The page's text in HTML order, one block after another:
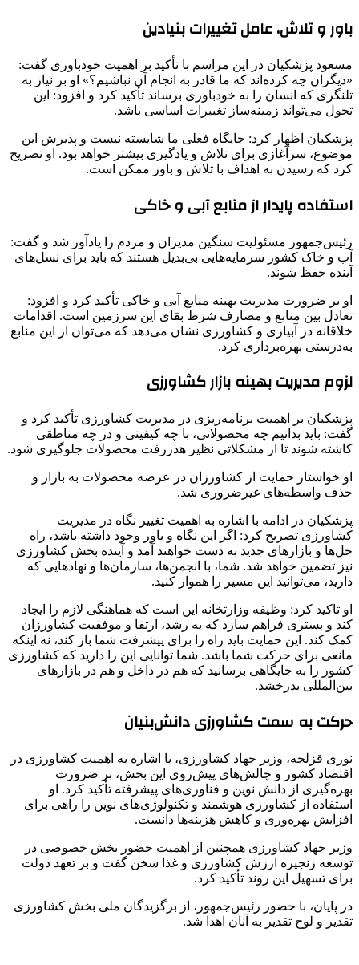
باور و تلاش، عامل تغییرات بنیادین
مسعود پزشکیان در این مراسم با تأکید بر اهمیت خودباوری گفت:
«دیگران چه کرده‌اند که ما قادر به انجام آن نباشیم؟» او بر نیاز به
تلنگری که انسان را به خودباوری برساند تأکید کرد و افزود: این
تحول می‌تواند زمینه‌ساز تغییرات اساسی باشد.
پزشکیان اظهار کرد: جایگاه فعلی ما شایسته نیست و پذیرش این
موضوع، سرآغازی برای تلاش و یادگیری بیشتر خواهد بود. او تصریح
کرد که رسیدن به اهداف با تلاش و باور ممکن است.
استفاده پایدار از منابع آبی و خاکی
رئیس‌جمهور مسئولیت سنگین مدیران و مردم را یادآور شد و گفت:
آب و خاک کشور سرمایه‌هایی بی‌بدیل هستند که باید برای نسل‌های
آینده حفظ شوند.
او بر ضرورت مدیریت بهینه منابع آبی و خاکی تأکید کرد و افزود:
تعادل بین منابع و مصارف شرط بقای این سرزمین است. اقدامات
خلاقانه در آبیاری و کشاورزی نشان می‌دهد که می‌توان از این منابع
به‌درستی بهره‌برداری کرد.
لزوم مدیریت بهینه بازار کشاورزی
پزشکیان بر اهمیت برنامه‌ریزی در مدیریت کشاورزی تأکید کرد و
گفت: باید بدانیم چه محصولاتی، با چه کیفیتی و در چه مناطقی
کاشته شوند تا از مشکلاتی نظیر هدررفت محصولات جلوگیری شود.
او خواستار حمایت از کشاورزان در عرضه محصولات به بازار و
حذف واسطه‌های غیرضروری شد.
پزشکیان در ادامه با اشاره به اهمیت تغییر نگاه در مدیریت
کشاورزی تصریح کرد: اگر این نگاه و باور وجود داشته باشد، راه
حل‌ها و بازارهای جدید به دست خواهند آمد و آینده بخش کشاورزی
نیز تضمین خواهد شد. شما، با انجمن‌ها، سازمان‌ها و نهادهایی که
دارید، می‌توانید این مسیر را هموار کنید.
او تاکید کرد: وظیفه وزارتخانه این است که هماهنگی لازم را ایجاد
کند و بستری فراهم سازد که به رشد، ارتقا و موفقیت کشاورزان
کمک کند. این حمایت باید راه را برای پیشرفت شما باز کند، نه اینکه
مانعی برای حرکت شما باشد. شما توانایی این را دارید که کشاورزی
کشور را به جایگاهی برسانید که هم در داخل و هم در بازارهای
بین‌المللی بدرخشد.
حرکت به سمت کشاورزی دانش‌بنیان
نوری قزلجه، وزیر جهاد کشاورزی، با اشاره به اهمیت کشاورزی در
اقتصاد کشور و چالش‌های پیش‌روی این بخش، بر ضرورت
بهره‌گیری از دانش نوین و فناوری‌های پیشرفته تأکید کرد. او
استفاده از کشاورزی هوشمند و تکنولوژی‌های نوین را راهی برای
افزایش بهره‌وری و کاهش هزینه‌ها دانست.
وزیر جهاد کشاورزی همچنین از اهمیت حضور بخش خصوصی در
توسعه زنجیره ارزش کشاورزی و غذا سخن گفت و بر تعهد دولت
برای تسهیل این روند تأکید کرد.
در پایان، با حضور رئیس‌جمهور، از برگزیدگان ملی بخش کشاورزی
تقدیر و لوح تقدیر به آنان اهدا شد.